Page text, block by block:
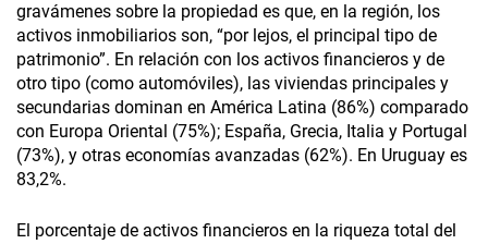
gravámenes sobre la propiedad es que, en la región, los
activos inmobiliarios son, “por lejos, el principal tipo de
patrimonio”. En relación con los activos financieros y de
otro tipo (como automóviles), las viviendas principales y
secundarias dominan en América Latina (86%) comparado
con Europa Oriental (75%); España, Grecia, Italia y Portugal
(73%), y otras economías avanzadas (62%). En Uruguay es
83,2%.
El porcentaje de activos financieros en la riqueza total del